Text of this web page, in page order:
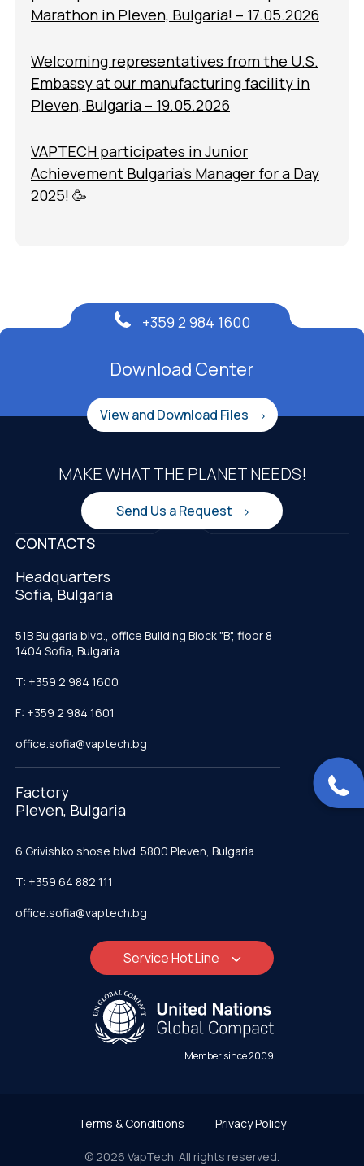
Marathon in Pleven, Bulgaria! – 17.05.2026
Welcoming representatives from the U.S.
Embassy at our manufacturing facility in
Pleven, Bulgaria – 19.05.2026
VAPTECH participates in Junior
Achievement Bulgaria’s Manager for a Day
2025! 🥳
Download Center
View and Download Files
+359 2 984 1600
MAKE WHAT THE PLANET NEEDS!
Send Us a Request
CONTACTS
Headquarters
Sofia, Bulgaria
51B Bulgaria blvd., office Building Block "B", floor 8
1404 Sofia, Bulgaria
T: +359 2 984 1600
F: +359 2 984 1601
office.sofia@vaptech.bg
Factory
Pleven, Bulgaria
6 Grivishko shose blvd. 5800 Pleven, Bulgaria
T: +359 64 882 111
office.sofia@vaptech.bg
Service Hot Line
Member since 2009
© 2026 VapTech. All rights reserved.
Terms & Conditions Privacy Policy